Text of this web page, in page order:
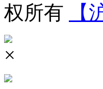
权所有
【
×